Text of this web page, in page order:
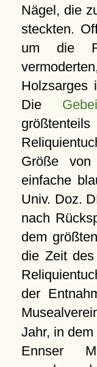
Nägel, die
steckten.
um die
Holzsarges
Die
Größe
einfache
Univ. Doz.
nach
dem
die Zeit
der
Jahr, in
Ennser